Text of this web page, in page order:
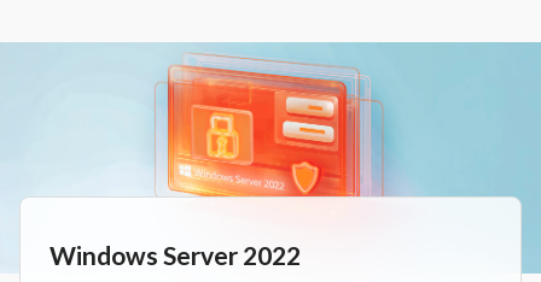
Windows Server 2022